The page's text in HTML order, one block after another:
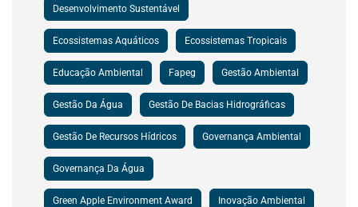
Desenvolvimento Sustentável
Ecossistemas Aquáticos Ecossistemas Tropicais
Educação Ambiental Fapeg Gestão Ambiental
Gestão Da Água Gestão De Bacias Hidrográficas
Gestão De Recursos Hídricos Governança Ambiental
Governança Da Água
Green Apple Environment Award Inovação Ambiental